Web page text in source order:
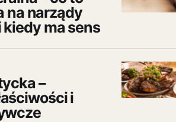
na narządy
ma sens
–
i